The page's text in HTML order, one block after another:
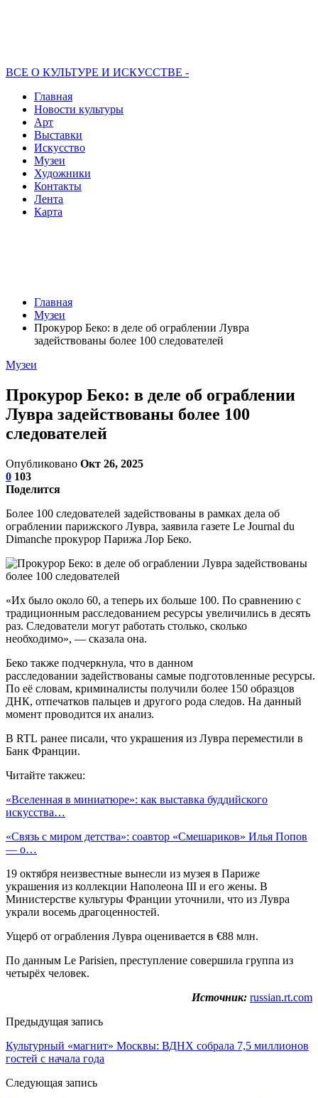
ВСЕ О КУЛЬТУРЕ И ИСКУССТВЕ -
Главная
Новости культуры
Арт
Выставки
Искусство
Музеи
Художники
Контакты
Лента
Карта
Главная
Музеи
Прокурор Беко: в деле об ограблении Лувра
задействованы более 100 следователей
Музеи
Прокурор Беко: в деле об ограблении
Лувра задействованы более 100
следователей
Опубликовано Окт 26, 2025
0 103
Поделится
Более 100 следователей задействованы в рамках дела об
ограблении парижского Лувра, заявила газете Le Journal du
Dimanche прокурор Парижа Лор Беко.
«Их было около 60, а теперь их больше 100. По сравнению с
традиционным расследованием ресурсы увеличились в десять
раз. Следователи могут работать столько, сколько
необходимо», — сказала она.
Беко также подчеркнула, что в данном
расследовании задействованы самые подготовленные ресурсы.
По её словам, криминалисты получили более 150 образцов
ДНК, отпечатков пальцев и другого рода следов. На данный
момент проводится их анализ.
В RTL ранее писали, что украшения из Лувра переместили в
Банк Франции.
Читайте такжеu:
«Вселенная в миниатюре»: как выставка буддийского
искусства…
«Связь с миром детства»: соавтор «Смешариков» Илья Попов
— о…
19 октября неизвестные вынесли из музея в Париже
украшения из коллекции Наполеона III и его жены. В
Министерстве культуры Франции уточнили, что из Лувра
украли восемь драгоценностей.
Ущерб от ограбления Лувра оценивается в €88 млн.
По данным Le Parisien, преступление совершила группа из
четырёх человек.
Источник: russian.rt.com
Предыдущая запись
Культурный «магнит» Москвы: ВДНХ собрала 7,5 миллионов
гостей с начала года
Следующая запись